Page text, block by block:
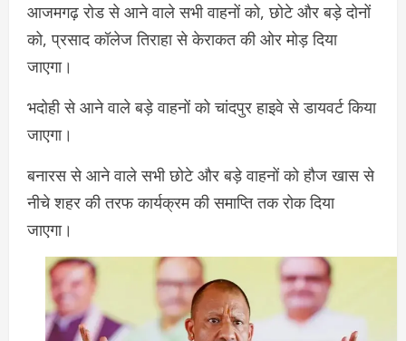
आजमगढ़ रोड से आने वाले सभी वाहनों को, छोटे और बड़े दोनों
को, प्रसाद कॉलेज तिराहा से केराकत की ओर मोड़ दिया
जाएगा।
भदोही से आने वाले बड़े वाहनों को चांदपुर हाइवे से डायवर्ट किया
जाएगा।
बनारस से आने वाले सभी छोटे और बड़े वाहनों को हौज खास से
नीचे शहर की तरफ कार्यक्रम की समाप्ति तक रोक दिया
जाएगा।